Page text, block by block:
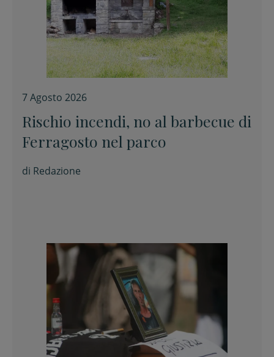
7 Agosto 2026
Rischio incendi, no al barbecue di
Ferragosto nel parco
di Redazione